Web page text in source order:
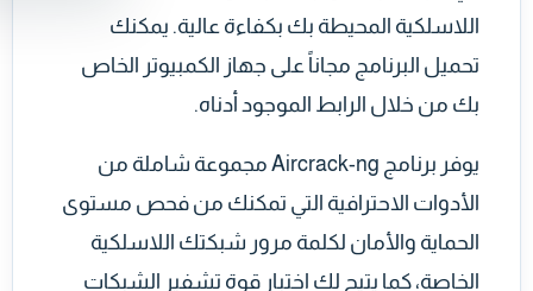
اللاسلكية المحيطة بك بكفاءة عالية. يمكنك
تحميل البرنامج مجاناً على جهاز الكمبيوتر الخاص
بك من خلال الرابط الموجود أدناه.
يوفر برنامج Aircrack-ng مجموعة شاملة من
الأدوات الاحترافية التي تمكنك من فحص مستوى
الحماية والأمان لكلمة مرور شبكتك اللاسلكية
الخاصة، كما يتيح لك اختبار قوة تشفير الشبكات